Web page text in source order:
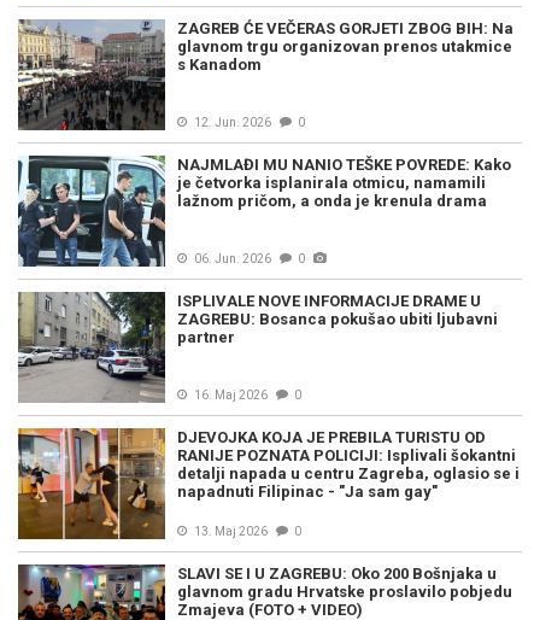
ZAGREB ĆE VEČERAS GORJETI ZBOG BIH: Na
glavnom trgu organizovan prenos utakmice
s Kanadom
12. Jun. 2026 0
NAJMLAĐI MU NANIO TEŠKE POVREDE: Kako
je četvorka isplanirala otmicu, namamili
lažnom pričom, a onda je krenula drama
06. Jun. 2026 0
ISPLIVALE NOVE INFORMACIJE DRAME U
ZAGREBU: Bosanca pokušao ubiti ljubavni
partner
16. Maj 2026 0
DJEVOJKA KOJA JE PREBILA TURISTU OD
RANIJE POZNATA POLICIJI: Isplivali šokantni
detalji napada u centru Zagreba, oglasio se i
napadnuti Filipinac - "Ja sam gay"
13. Maj 2026 0
SLAVI SE I U ZAGREBU: Oko 200 Bošnjaka u
glavnom gradu Hrvatske proslavilo pobjedu
Zmajeva (FOTO + VIDEO)